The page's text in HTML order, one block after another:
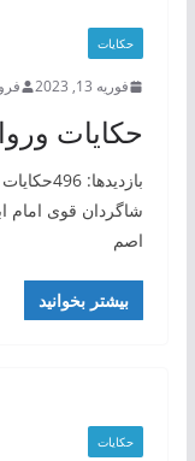
حکایات
فوریه 13, 2023
حکایات
شاگردان قوی امام
اصم
بیشتر بخوانید
حکایات